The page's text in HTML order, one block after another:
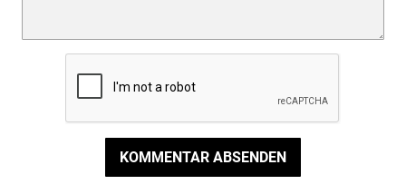
KOMMENTAR ABSENDEN